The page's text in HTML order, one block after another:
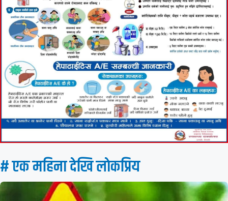
# एक महिना देखि लाेकप्रिय